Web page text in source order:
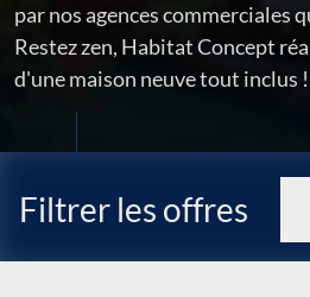
par nos agences commerciales
Restez zen, Habitat Concept
d'une maison neuve tout inclus !
Filtrer les offres